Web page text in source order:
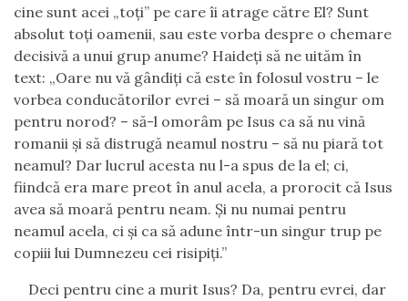
cine sunt acei „toţi” pe care îi atrage către El? Sunt
absolut toţi oamenii, sau este vorba despre o chemare
decisivă a unui grup anume? Haideţi să ne uităm în
text: „Oare nu vă gândiţi că este în folosul vostru – le
vorbea conducătorilor evrei – să moară un singur om
pentru norod? – să-l omorâm pe Isus ca să nu vină
romanii şi să distrugă neamul nostru – să nu piară tot
neamul? Dar lucrul acesta nu l-a spus de la el; ci,
fiindcă era mare preot în anul acela, a prorocit că Isus
avea să moară pentru neam. Şi nu numai pentru
neamul acela, ci şi ca să adune într-un singur trup pe
copiii lui Dumnezeu cei risipiţi.”
Deci pentru cine a murit Isus? Da, pentru evrei, dar